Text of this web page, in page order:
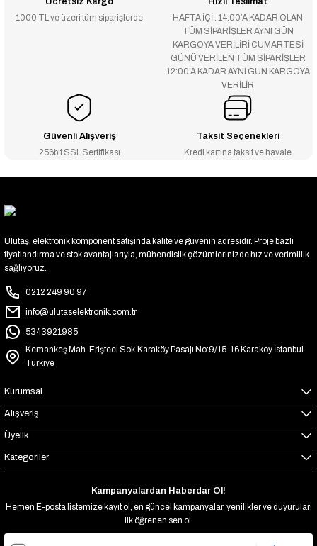
1000 TL ve üzeri tüm siparişlerde
HAFTA İÇİ : 14:00’A KADAR OLAN
TÜM SİPARİŞLER AYNI GÜN
KARGOYA VERİLİRİ CUMARTESİ
GÜNÜ VERİLEN TÜM SİPARİŞLER
12:00'A KADAR AYNI GÜN KARGOYA
VERİLİR
Güvenli Alışveriş
256bit SSL Sertifikası
Taksit Seçenekleri
Kredi kartına taksit ve havale
Ulutaş, elektronik komponent satışında kalite ve güvenin adresidir. Proje bazlı
fiyatlandırma ve stok avantajlarıyla, mühendislik çözümlerinizde hız ve verimlilik
sağlıyoruz.
0212 249 90 97
info@ulutaselektronik.com.tr
5343921985
Kemankeş Mah. Erişteci Sok.Karaköy Pasajı No:9/15-16 Karaköy İstanbul
Türkiye
Kurumsal
Alışveriş
Üyelik
Kategoriler
Kampanyalardan Haberdar Ol!
Hemen E-posta listemize kayıt ol, en güncel kampanyalar, yenilikler ve duyuruları
ilk öğrenen sen ol.